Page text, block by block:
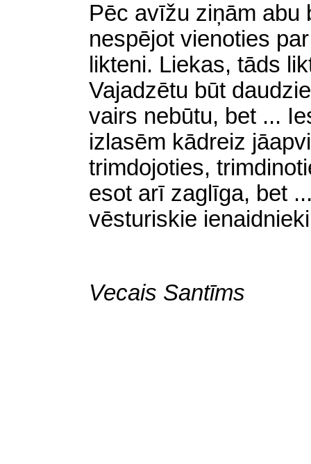
Pēc avīžu ziņām abu
nespējot vienoties
likteni. Liekas, tāds
Vajadzētu būt
vairs nebūtu, bet ...
izlasēm kādreiz
trimdojoties,
esot arī zaglīga, bet .
vēsturiskie
Vecais Santīms